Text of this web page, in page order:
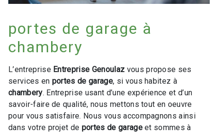
portes de garage à
chambery
L’entreprise Entreprise Genoulaz vous propose ses
services en portes de garage, si vous habitez à
chambery. Entreprise usant d’une expérience et d’un
savoir-faire de qualité, nous mettons tout en oeuvre
pour vous satisfaire. Nous vous accompagnons ainsi
dans votre projet de portes de garageet sommes à